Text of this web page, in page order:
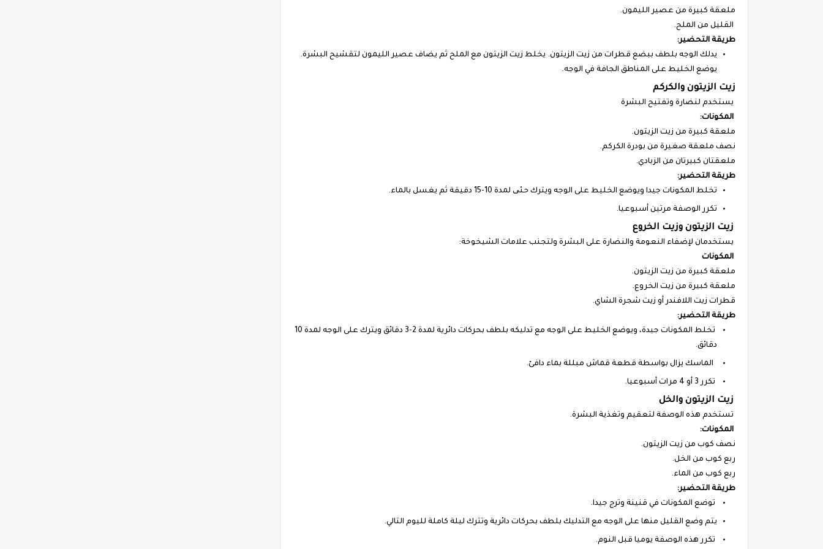
ملعقة كبيرة من عصير الليمون.
القليل من الملح.
طريقة التحضير:
يدلك الوجه بلطف ببضع قطرات من زيت الزيتون. يخلط زيت الزيتون مع الملح ثم يضاف عصير الليمون لتقشيح البشرة.
يوضع الخليط على المناطق الجافة في الوجه.
زيت الزيتون والكركم
يستخدم لنضارة وتفتيح البشرة
المكونات:
ملعقة كبيرة من زيت الزيتون.
نصف ملعقة صغيرة من بودرة الكركم.
ملعقتان كبيرتان من الزبادي.
طريقة التحضير:
تخلط المكونات جيدا ويوضع الخليط على الوجه ويترك حئی لمدة 10-15 دقيقة ثم يغسل بالماء.
تكرر الوصفة مرتين أسبوعيا.
زيت الزيتون وزيت الخروع
يستخدمان لإضفاء النعومة والنضارة على البشرة ولتجنب علامات الشيخوخة:
المكونات
ملعقة كبيرة من زيت الزيتون.
ملعقة كبيرة من زيت الخروع.
قطرات زيت اللافندر أو زيت شجرة الشاي.
طريقة التحضير:
تخلط المكونات جيدة، ويوضع الخليط على الوجه مع تدليكه بلطف بحركات دائرية لمدة 2-3 دقائق ويترك على الوجه لمدة 10
دقائق.
الماسك يزال بواسطة قطعة قماش مبللة بماء دافئ.
تكرر 3 أو 4 مرات أسبوعيا.
زيت الزيتون والخل
تستخدم هذه الوصفة لتعقيم وتغذية البشرة.
المكونات:
نصف كوب من زيت الزيتون.
ربع كوب من الخل.
ربع كوب من الماء.
طريقة التحضير:
توضع المكونات في قنينة وترج جيدا.
يتم وضع القليل منها على الوجه مع التدليك بلطف بحركات دائرية وتترك ليلة كاملة لليوم التالي.
تكرر هذه الوصفة يوميا قبل النوم.